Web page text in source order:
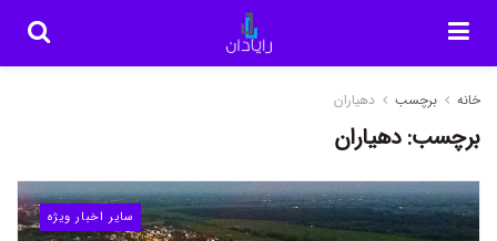
خانه برچسب دهیاران
برچسب:دهیاران
سایر اخبار ویژه